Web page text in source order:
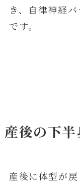
き、自律神経
です。
産後の下
産後に体型が